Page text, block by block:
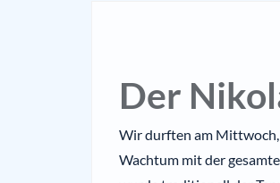
Der
Wir durften am Mittwoch,
Wachtum mit der